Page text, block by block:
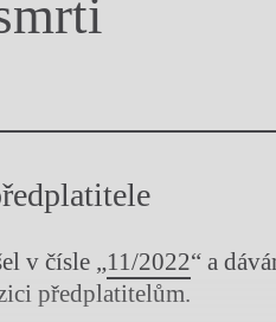
v čísle „11/2022“ a
předplatitelům.